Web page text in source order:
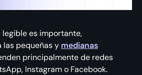
es importante,
pequeñas y medianas
principalmente de redes
Instagram o Facebook.